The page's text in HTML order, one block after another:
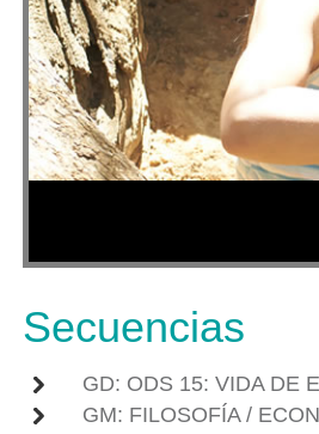
Secuencias
GD: ODS 15: VIDA DE
GM: FILOSOFÍA /